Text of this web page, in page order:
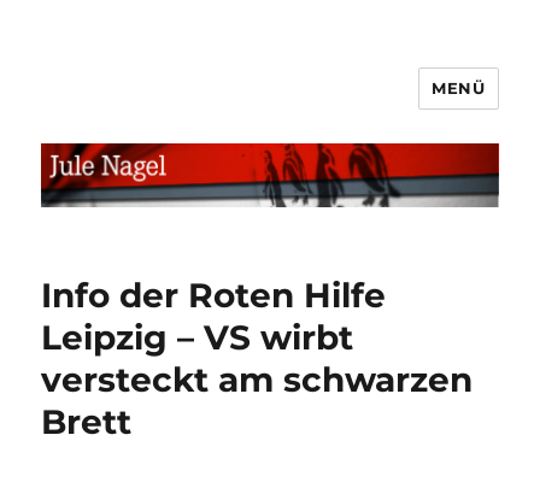
MENÜ
Info der Roten Hilfe
Leipzig – VS wirbt
versteckt am schwarzen
Brett